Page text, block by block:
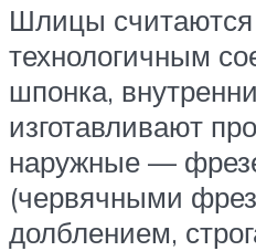
Шлицы
технологичным
шпонка,
изготавливают
наружные —
(червячными
долблением,